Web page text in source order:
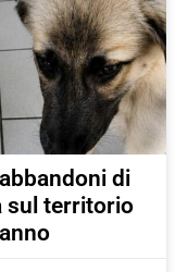
di
sul territorio